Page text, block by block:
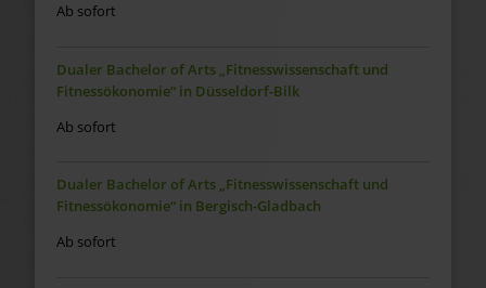
Ab sofort
Dualer Bachelor of Arts „Fitnesswissenschaft und
Fitnessökonomie“ in Düsseldorf-Bilk
Ab sofort
Dualer Bachelor of Arts „Fitnesswissenschaft und
Fitnessökonomie“ in Bergisch-Gladbach
Ab sofort